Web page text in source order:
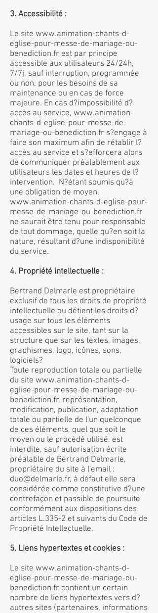
3. Accessibilité :
Le site www.animation-chants-d-
eglise-pour-messe-de-mariage-ou-
benediction.fr est par principe
accessible aux utilisateurs 24/24h,
7/7j, sauf interruption, programmée
ou non, pour les besoins de sa
maintenance ou en cas de force
majeure. En cas d?impossibilité d?
accès au service, www.animation-
chants-d-eglise-pour-messe-de-
mariage-ou-benediction.fr s?engage à
faire son maximum afin de rétablir l?
accès au service et s?efforcera alors
de communiquer préalablement aux
utilisateurs les dates et heures de l?
intervention. N?étant soumis qu?à
une obligation de moyen,
www.animation-chants-d-eglise-pour-
messe-de-mariage-ou-benediction.fr
ne saurait être tenu pour responsable
de tout dommage, quelle qu?en soit la
nature, résultant d?une indisponibilité
du service.
4. Propriété intellectuelle :
Bertrand Delmarle est propriétaire
exclusif de tous les droits de propriété
intellectuelle ou détient les droits d?
usage sur tous les éléments
accessibles sur le site, tant sur la
structure que sur les textes, images,
graphismes, logo, icônes, sons,
logiciels?
Toute reproduction totale ou partielle
du site www.animation-chants-d-
eglise-pour-messe-de-mariage-ou-
benediction.fr, représentation,
modification, publication, adaptation
totale ou partielle de l'un quelconque
de ces éléments, quel que soit le
moyen ou le procédé utilisé, est
interdite, sauf autorisation écrite
préalable de Bertrand Delmarle,
propriétaire du site à l'email :
duo@delmarle.fr, à défaut elle sera
considérée comme constitutive d?une
contrefaçon et passible de poursuite
conformément aux dispositions des
articles L.335-2 et suivants du Code de
Propriété Intellectuelle.
5. Liens hypertextes et cookies :
Le site www.animation-chants-d-
eglise-pour-messe-de-mariage-ou-
benediction.fr contient un certain
nombre de liens hypertextes vers d?
autres sites (partenaires, informations